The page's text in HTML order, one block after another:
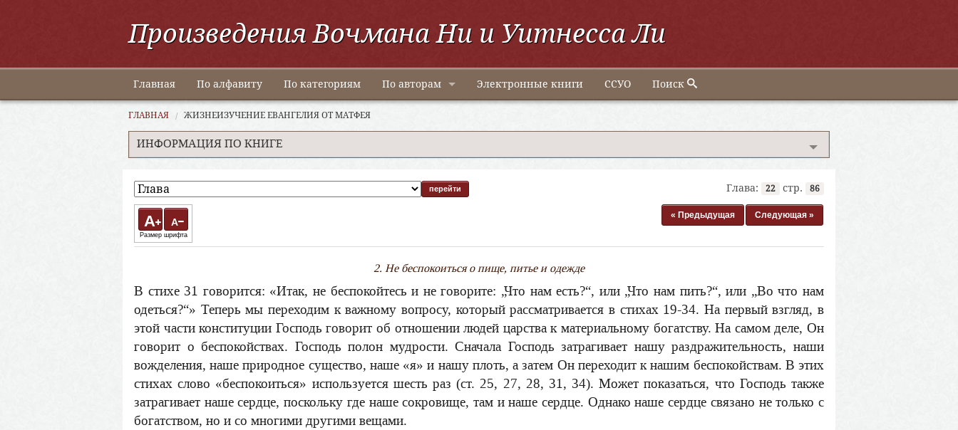
Произведения Вочмана Ни и Уитнесса Ли
Главная По алфавиту По категориям По авторам Электронные книги ССУО Поиск
ГЛАВНАЯ ЖИЗНЕИЗУЧЕНИЕ ЕВАНГЕЛИЯ ОТ МАТФЕЯ
ИНФОРМАЦИЯ ПО КНИГЕ
Глава: 22 стр. 86
A A
Размер шрифта
« Предыдущая Следующая »
2. Не беспокоиться о пище, питье и одежде
В стихе 31 говорится: «Итак, не беспокойтесь и не говорите: „Что нам есть?“, или „Что нам пить?“, или „Во что нам
одеться?“» Теперь мы переходим к важному вопросу, который рассматривается в стихах 19-34. На первый взгляд, в
этой части конституции Господь говорит об отношении людей царства к материальному богатству. На самом деле, Он
говорит о беспокойствах. Господь полон мудрости. Сначала Господь затрагивает нашу раздражительность, наши
вожделения, наше природное существо, наше «я» и нашу плоть, а затем Он переходит к нашим беспокойствам. В этих
стихах слово «беспокоиться» используется шесть раз (ст. 25, 27, 28, 31, 34). Может показаться, что Господь также
затрагивает наше сердце, поскольку где наше сокровище, там и наше сердце. Однако наше сердце связано не только с
богатством, но и со многими другими вещами.